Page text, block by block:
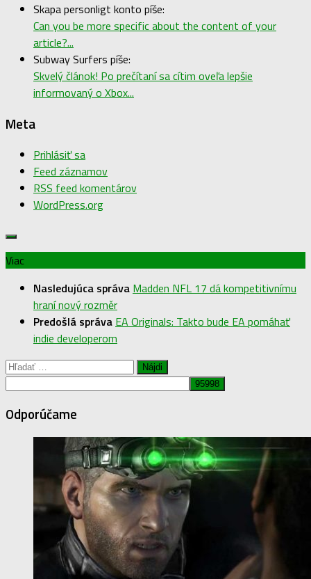
Skapa personligt konto píše:
Can you be more specific about the content of your
article?...
Subway Surfers píše:
Skvelý článok! Po prečítaní sa cítim oveľa lepšie
informovaný o Xbox...
Meta
Prihlásiť sa
Feed záznamov
RSS feed komentárov
WordPress.org
Viac
Nasledujúca správa Madden NFL 17 dá kompetitivnímu
hraní nový rozměr
Predošlá správa EA Originals: Takto bude EA pomáhať
indie developerom
Hľadať:
Odporúčame